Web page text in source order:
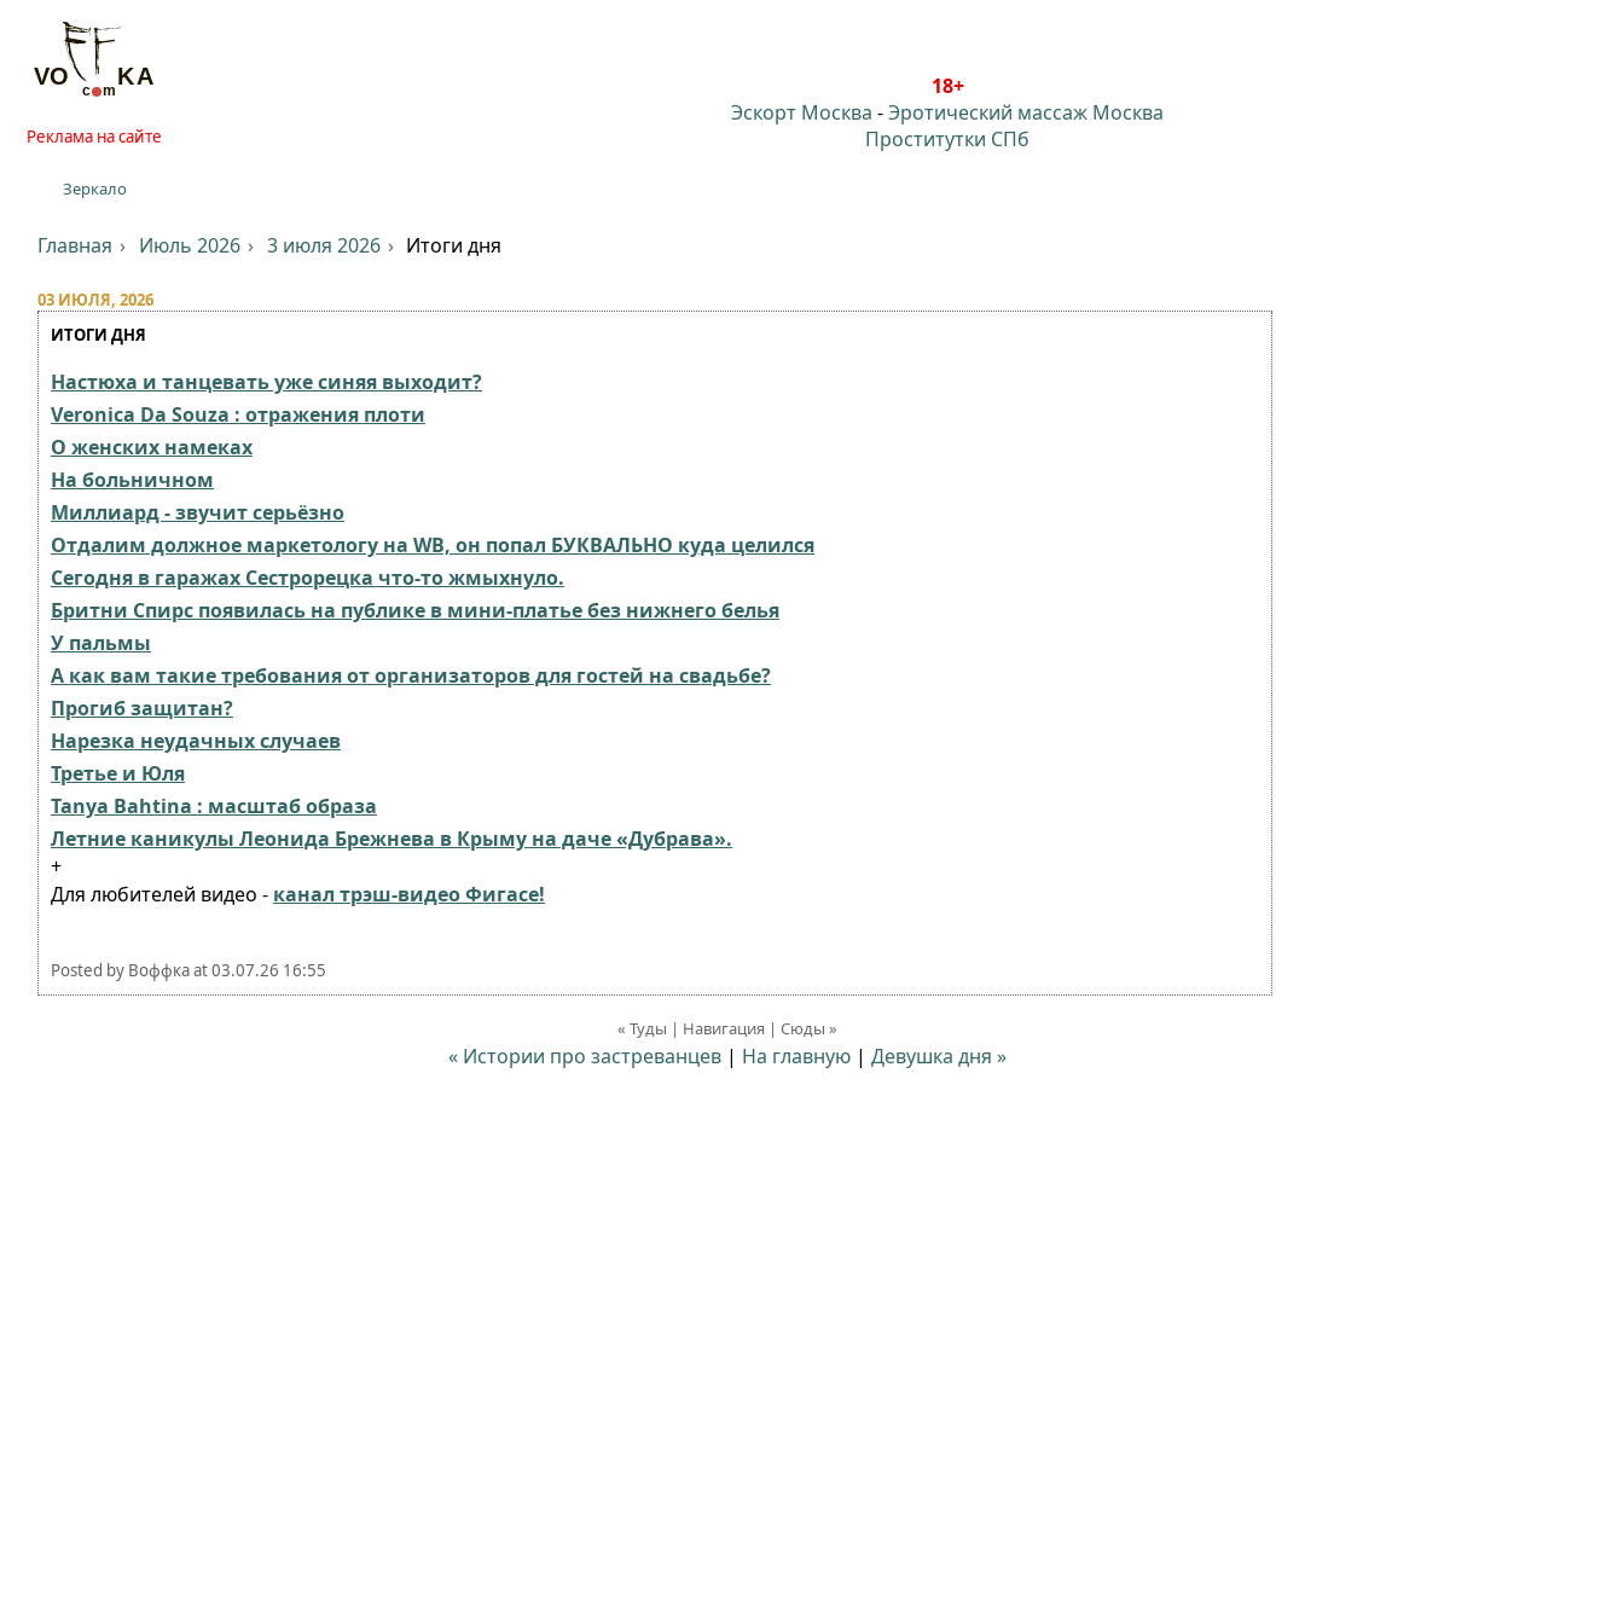
Реклама на сайте
Зеркало
18+
Эскорт Москва -Эротический массаж Москва
Проститутки СПб
Главная Июль 2026 3 июля 2026 Итоги дня
03 ИЮЛЯ, 2026
ИТОГИ ДНЯ
Настюха и танцевать уже синяя выходит?
Veronica Da Souza : отражения плоти
О женских намеках
На больничном⁠⁠
Миллиард - звучит серьёзно⁠⁠
Отдалим должное маркетологу на WB, он попал БУКВАЛЬНО куда целился
Сегодня в гаражах Сестрорецка что-то жмыхнуло.
Бритни Спирс появилась на публике в мини-платье без нижнего белья
У пальмы
А как вам такие требования от организаторов для гостей на свадьбе?
Прогиб защитан?
Нарезка неудачных случаев
Третье и Юля
Tanya Bahtina : масштаб образа
Летние каникулы Леонида Брежнева в Крыму на даче «Дубрава».
+
Для любителей видео - канал трэш-видео Фигасе!
Posted by Воффкаat03.07.26 16:55
« Туды | Навигация | Сюды »
« Истории про застреванцев | На главную | Девушка дня »